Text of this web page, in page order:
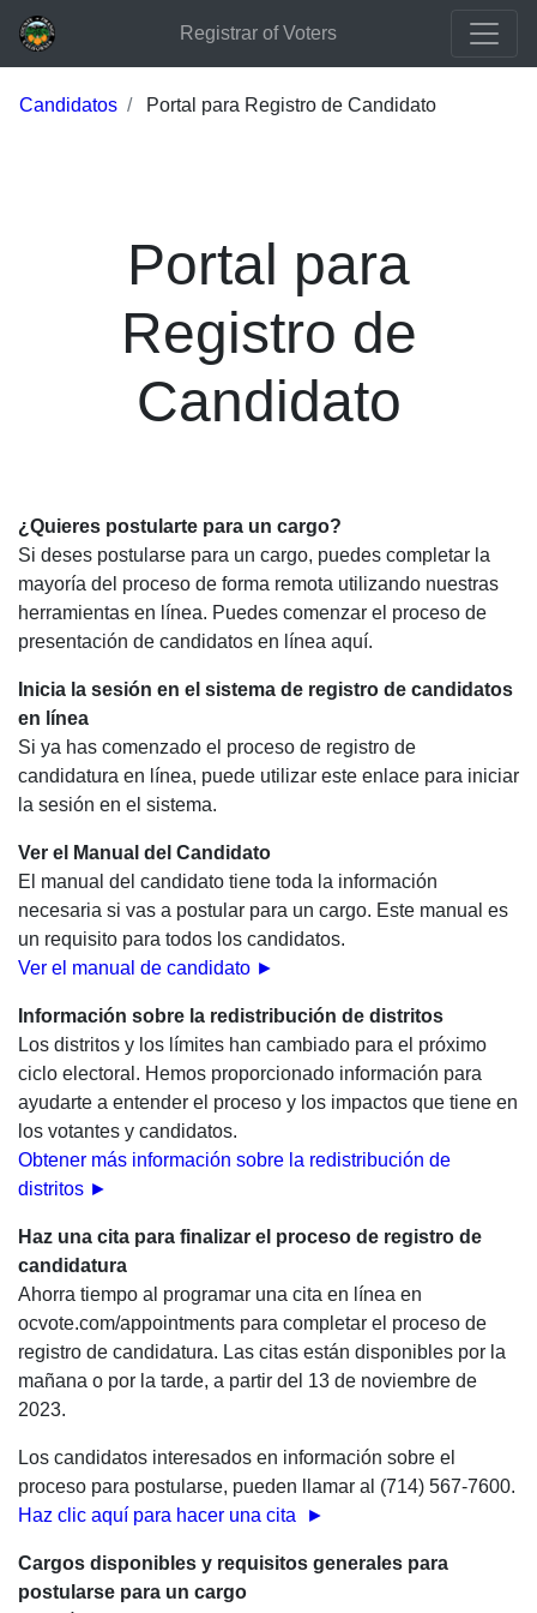
Registrar of Voters
Candidatos Portal para Registro de Candidato
Portal para
Registro de
Candidato
¿Quieres postularte para un cargo?
Si deses postularse para un cargo, puedes completar la
mayoría del proceso de forma remota utilizando nuestras
herramientas en línea. Puedes comenzar el proceso de
presentación de candidatos en línea aquí.
Inicia la sesión en el sistema de registro de candidatos
en línea
Si ya has comenzado el proceso de registro de
candidatura en línea, puede utilizar este enlace para iniciar
la sesión en el sistema.
Ver el Manual del Candidato
El manual del candidato tiene toda la información
necesaria si vas a postular para un cargo. Este manual es
un requisito para todos los candidatos.
Ver el manual de candidato ►
Información sobre la redistribución de distritos
Los distritos y los límites han cambiado para el próximo
ciclo electoral. Hemos proporcionado información para
ayudarte a entender el proceso y los impactos que tiene en
los votantes y candidatos.
Obtener más información sobre la redistribución de
distritos ►
Haz una cita para finalizar el proceso de registro de
candidatura
Ahorra tiempo al programar una cita en línea en
ocvote.com/appointments para completar el proceso de
registro de candidatura. Las citas están disponibles por la
mañana o por la tarde, a partir del 13 de noviembre de
2023.
Los candidatos interesados en información sobre el
proceso para postularse, pueden llamar al (714) 567-7600.
Haz clic aquí para hacer una cita ►
Cargos disponibles y requisitos generales para
postularse para un cargo